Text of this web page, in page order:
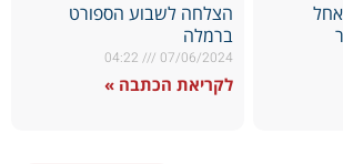
הצלחה לשבוע הספורט
ברמלה
07/06/2024
לקריאת הכתבה »